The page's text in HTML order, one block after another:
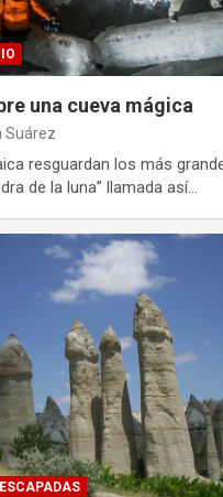
una cueva mágica
Suárez
resguardan los más
de la luna” llamada así…
ESCAPADAS